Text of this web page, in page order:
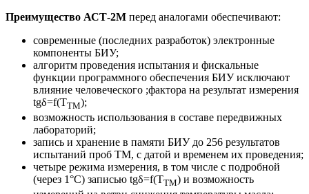
Преимущество АСТ-2М перед аналогами обеспечивают:
современные (последних разработок) электронные
компоненты БИУ;
алгоритм проведения испытания и фискальные
функции программного обеспечения БИУ исключают
влияние человеческого ;фактора на результат измерения
tgδ=f(ТТМ);
возможность использования в составе передвижных
лабораторий;
запись и хранение в памяти БИУ до 256 результатов
испытаний проб ТМ, с датой и временем их проведения;
четыре режима измерения, в том числе с подробной
(через 1°С) записью tgδ=f(ТТМ) и возможность